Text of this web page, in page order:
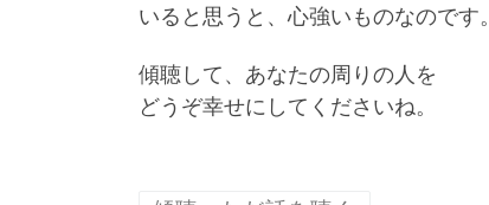
いると思うと、心強いものなのです。
傾聴して、あなたの周りの人を
どうぞ幸せにしてくださいね。